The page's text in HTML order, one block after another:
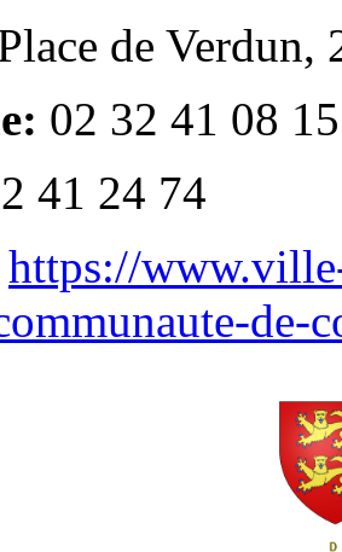
de Verdun,
02 32 41 08 15
41 24 74
https://
de-